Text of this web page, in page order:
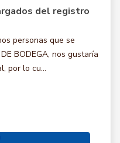
del registro
personas que se
BODEGA, nos gustaría
por lo cu...